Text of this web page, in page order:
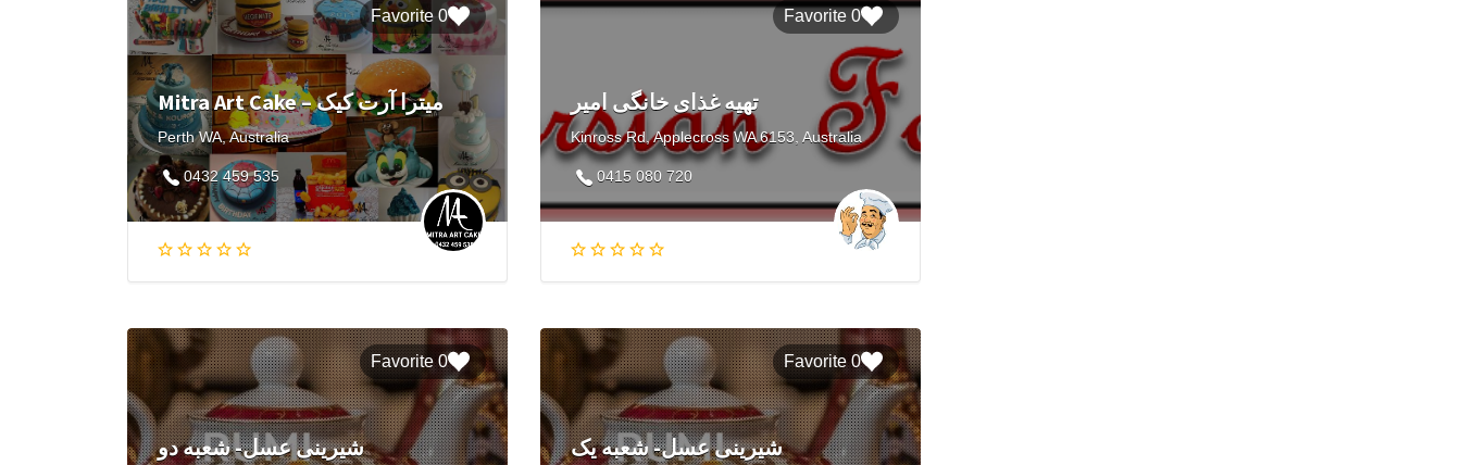
0 Favorite
Mitra Art Cake – میترا آرت کیک
Perth WA, Australia
0432 459 535
0 Favorite
تهيه غذای خانگی امير
Kinross Rd, Applecross WA 6153, Australia
0415 080 720
0 Favorite
شیرینی عسل- شعبه دو
0 Favorite
شیرینی عسل- شعبه یک